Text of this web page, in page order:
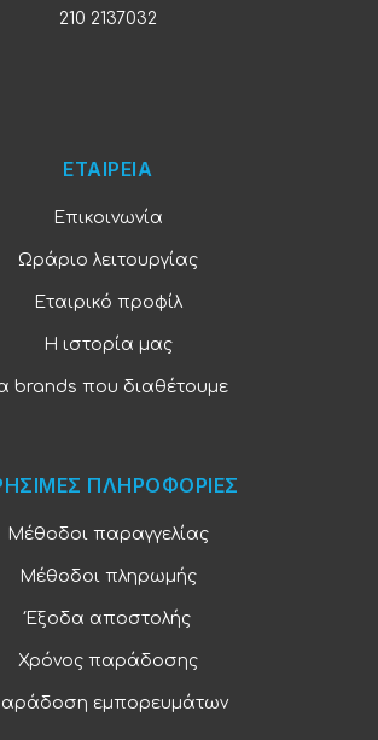
210 2137032
ΕΤΑΙΡΕΙΑ
Επικοινωνία
Ωράριο λειτουργίας
Εταιρικό προφίλ
Η ιστορία μας
brands που διαθέτουμε
ΠΛΗΡΟΦΟΡΙΕΣ
Μέθοδοι παραγγελίας
Μέθοδοι πληρωμής
Έξοδα αποστολής
Χρόνος παράδοσης
εμπορευμάτων